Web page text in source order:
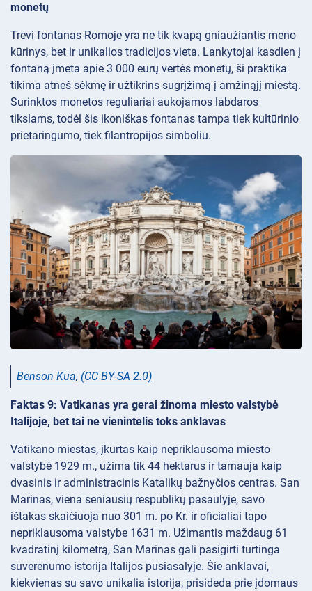
monetų
Trevi fontanas Romoje yra ne tik kvapą gniaužiantis meno
kūrinys, bet ir unikalios tradicijos vieta. Lankytojai kasdien į
fontaną įmeta apie 3 000 eurų vertės monetų, ši praktika
tikima atneš sėkmę ir užtikrins sugrįžimą į amžinąjį miestą.
Surinktos monetos reguliariai aukojamos labdaros
tikslams, todėl šis ikoniškas fontanas tampa tiek kultūrinio
prietaringumo, tiek filantropijos simboliu.
Benson Kua, (CC BY-SA 2.0)
Faktas 9: Vatikanas yra gerai žinoma miesto valstybė
Italijoje, bet tai ne vienintelis toks anklavas
Vatikano miestas, įkurtas kaip nepriklausoma miesto
valstybė 1929 m., užima tik 44 hektarus ir tarnauja kaip
dvasinis ir administracinis Katalikų bažnyčios centras. San
Marinas, viena seniausių respublikų pasaulyje, savo
ištakas skaičiuoja nuo 301 m. po Kr. ir oficialiai tapo
nepriklausoma valstybe 1631 m. Užimantis maždaug 61
kvadratinį kilometrą, San Marinas gali pasigirti turtinga
suverenumo istorija Italijos pusiasalyje. Šie anklavai,
kiekvienas su savo unikalia istorija, prisideda prie įdomaus